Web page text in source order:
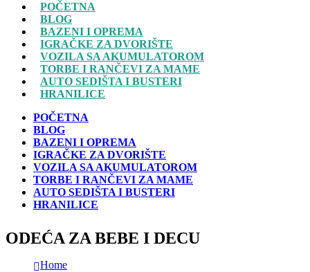
POČETNA
BLOG
BAZENI I OPREMA
IGRAČKE ZA DVORIŠTE
VOZILA SA AKUMULATOROM
TORBE I RANČEVI ZA MAME
AUTO SEDIŠTA I BUSTERI
HRANILICE
POČETNA
BLOG
BAZENI I OPREMA
IGRAČKE ZA DVORIŠTE
VOZILA SA AKUMULATOROM
TORBE I RANČEVI ZA MAME
AUTO SEDIŠTA I BUSTERI
HRANILICE
ODEĆA ZA BEBE I DECU
Home